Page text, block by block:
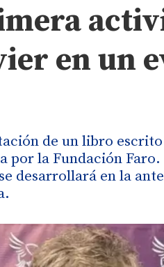
en un
de un libro
por la Fundación
desarrollará en la